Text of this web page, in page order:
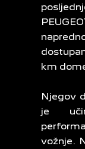
km
Njegov
je
vožnje.